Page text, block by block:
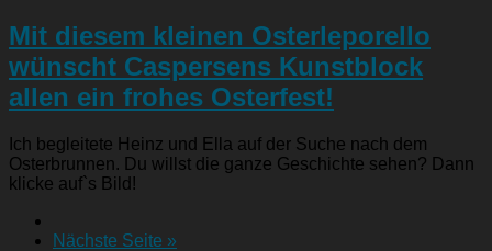
Mit diesem kleinen Osterleporello
wünscht Caspersens Kunstblock
allen ein frohes Osterfest!
Ich begleitete Heinz und Ella auf der Suche nach dem
Osterbrunnen. Du willst die ganze Geschichte sehen? Dann
klicke auf`s Bild!
Nächste Seite »